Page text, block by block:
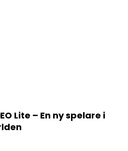
Lite – En ny spelare i